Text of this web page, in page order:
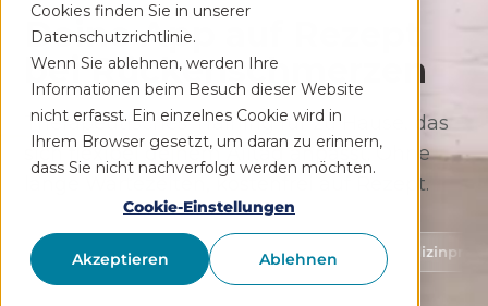
Cookies finden Sie in unserer
Datenschutzrichtlinie.
Wenn Sie ablehnen, werden Ihre
Informationen beim Besuch dieser Website
nicht erfasst. Ein einzelnes Cookie wird in
Ihrem Browser gesetzt, um daran zu erinnern,
dass Sie nicht nachverfolgt werden möchten.
Cookie-Einstellungen
Akzeptieren Ablehnen
Deine App auf Rezept
bei Rücken­schmerzen
Therapeutisches Training für zu Hause, das
sich flexibel deinem Alltag anpasst. Ohne
lange Wartezeiten, kostenfrei auf Rezept.
Schutz von Gesundheitsdaten Medizinprodukt Klasse